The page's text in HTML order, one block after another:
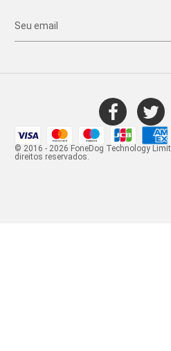
© 2016 - 2026 FoneDog Technology
direitos reservados.